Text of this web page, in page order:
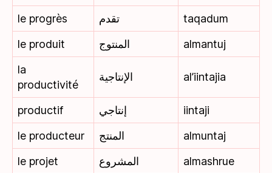
le progrès تقدم
taqadum
le produit
المنتوج
almantuj
la
productivité
الإنتاجية al’iintajia
productif إنتاجي
iintaji
le producteur
المنتج
almuntaj
le projet
المشروع
almashrue